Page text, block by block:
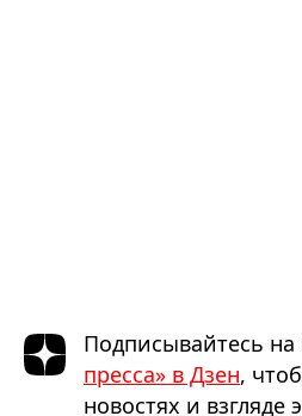
Подписывайтесь на
пресса» в Дзен,
новостях и взгляде